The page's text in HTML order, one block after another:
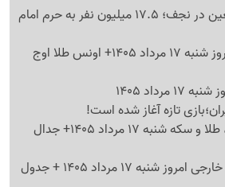
رکورد حضور زائران اربعین در نجف؛ 17.5 میلیون نفر به حرم امام
قیمت طلای جهانی امروز شنبه 17 مرداد 1405+ اونس طلا اوج
1405
تازه آغاز شده است!
پیش ‌بینی قیمت دلار، طلا و سکه شنبه 17 مرداد 1405+ جدال
قیمت خودرو داخلی و خارجی امروز شنبه 17 مرداد 1405 + جدول